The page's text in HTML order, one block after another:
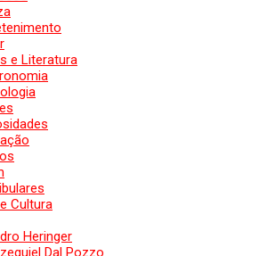
e Literatura
Cultura
Heringer
Dal Pozzo